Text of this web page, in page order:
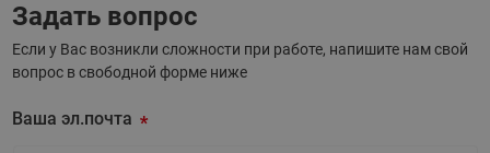
Задать вопрос
Если у Вас возникли сложности при работе, напишите нам свой
вопрос в свободной форме ниже
Ваша эл.почта